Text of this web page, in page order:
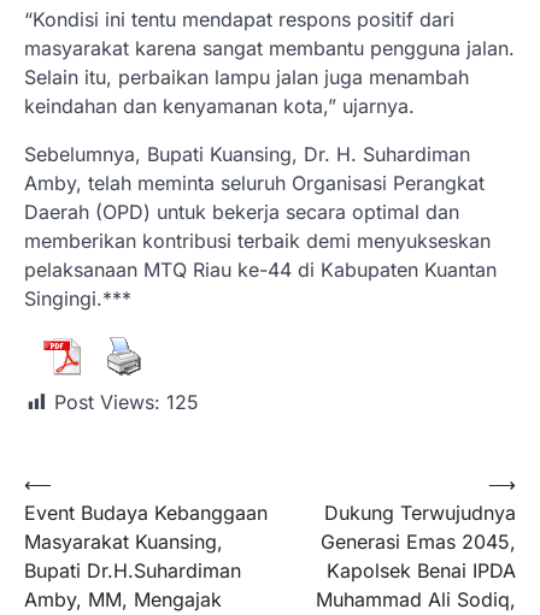
“Kondisi ini tentu mendapat respons positif dari
masyarakat karena sangat membantu pengguna jalan.
Selain itu, perbaikan lampu jalan juga menambah
keindahan dan kenyamanan kota,” ujarnya.
Sebelumnya, Bupati Kuansing, Dr. H. Suhardiman
Amby, telah meminta seluruh Organisasi Perangkat
Daerah (OPD) untuk bekerja secara optimal dan
memberikan kontribusi terbaik demi menyukseskan
pelaksanaan MTQ Riau ke-44 di Kabupaten Kuantan
Singingi.***
Post Views: 125
⟵
Event Budaya Kebanggaan
Masyarakat Kuansing,
Bupati Dr.H.Suhardiman
Amby, MM, Mengajak
Dukung Terwujudnya
Generasi Emas 2045,
Kapolsek Benai IPDA
Muhammad Ali Sodiq,
⟶